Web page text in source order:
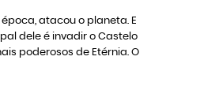
atacou o planeta. E
dele é invadir o Castelo
poderosos de Etérnia. O